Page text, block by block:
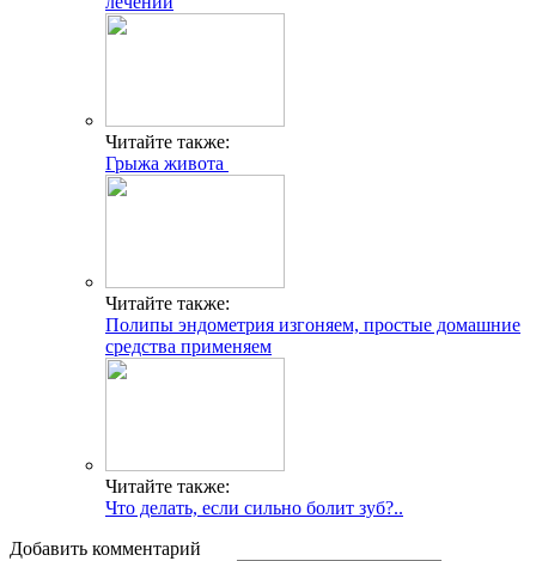
Читайте также:
Грыжа живота
Читайте также:
Полипы эндометрия изгоняем, простые домашние
средства применяем
Читайте также:
Что делать, если сильно болит зуб?..
Добавить комментарий